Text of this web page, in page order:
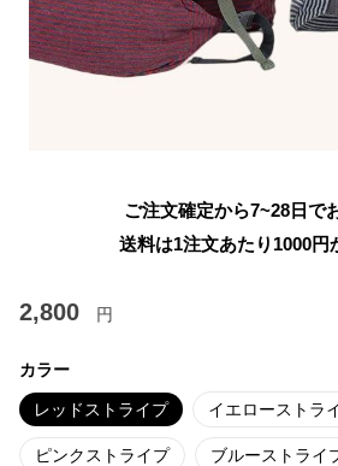
ご注文確定から7~28日で
送料は1注文あたり 1000円
2,800 円
カラー
レッドストライプ イエローストラ
ピンクストライプ ブルーストライ